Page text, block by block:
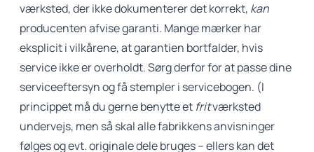
værksted, der ikke dokumenterer det korrekt, kan
producenten afvise garanti. Mange mærker har
eksplicit i vilkårene, at garantien bortfalder, hvis
service ikke er overholdt. Sørgderfor for at passe dine
serviceeftersyn og få stempler i servicebogen. (I
princippet må du gerne benytte et fritværksted
undervejs, men så skal alle fabrikkens anvisninger
følges og evt. originale dele bruges – ellers kan det